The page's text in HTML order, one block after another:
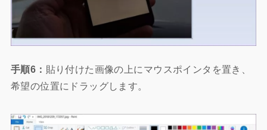
手順6： 貼り付けた画像の上にマウスポインタを置き、
希望の位置にドラッグします。